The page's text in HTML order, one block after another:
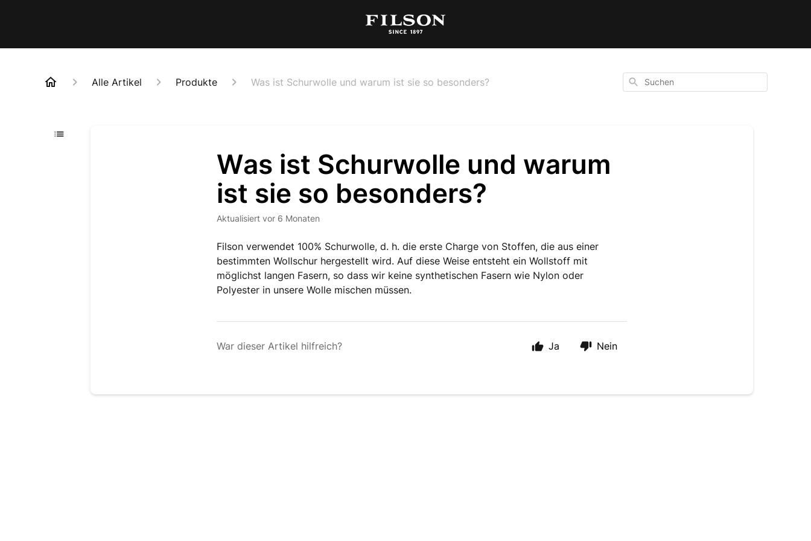
Alle Artikel Produkte Was ist Schurwolle und warum ist sie so besonders? Suchen
Was ist Schurwolle und warum
ist sie so besonders?
Aktualisiert vor 6 Monaten
Filson verwendet 100% Schurwolle, d. h. die erste Charge von Stoffen, die aus einer
bestimmten Wollschur hergestellt wird. Auf diese Weise entsteht ein Wollstoff mit
möglichst langen Fasern, so dass wir keine synthetischen Fasern wie Nylon oder
Polyester in unsere Wolle mischen müssen.
War dieser Artikel hilfreich? Ja Nein